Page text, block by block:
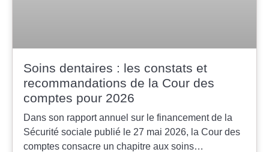
Soins dentaires : les constats et
recommandations de la Cour des
comptes pour 2026
Dans son rapport annuel sur le financement de la
Sécurité sociale publié le 27 mai 2026, la Cour des
comptes consacre un chapitre aux soins…